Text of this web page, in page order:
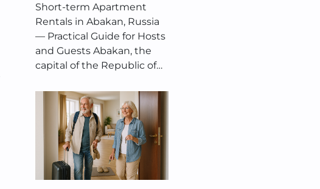
Short-term Apartment
Rentals in Abakan, Russia
— Practical Guide for Hosts
and Guests Abakan, the
capital of the Republic of…